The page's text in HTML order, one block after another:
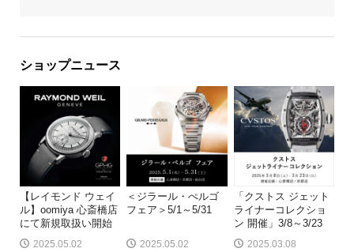
ショップニュース
【レイモンド ウェイ
ル】oomiya 心斎橋店
にて新規取扱い開始
2025.05.02
＜ジラール・ぺルゴ
フェア＞5/1～5/31
2025.05.02
「クストス ジェット
ライナーコレクショ
ン 開催」3/8～3/23
2025.03.08